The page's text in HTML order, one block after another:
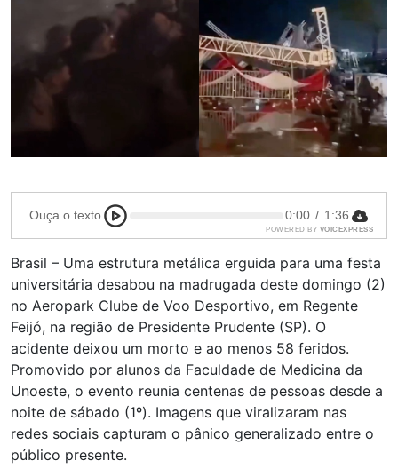
Ouça o texto 0:00 / 1:36
POWERED BY VOICEXPRESS
Brasil – Uma estrutura metálica erguida para uma festa
universitária desabou na madrugada deste domingo (2)
no Aeropark Clube de Voo Desportivo, em Regente
Feijó, na região de Presidente Prudente (SP). O
acidente deixou um morto e ao menos 58 feridos.
Promovido por alunos da Faculdade de Medicina da
Unoeste, o evento reunia centenas de pessoas desde a
noite de sábado (1º). Imagens que viralizaram nas
redes sociais capturam o pânico generalizado entre o
público presente.